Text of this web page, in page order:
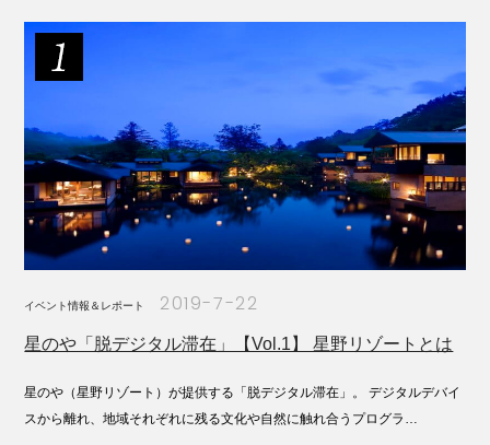
イベント情報＆レポート 2019-7-22
星のや「脱デジタル滞在」【Vol.1】 星野リゾートとは
星のや（星野リゾート）が提供する「脱デジタル滞在」。 デジタルデバイ
スから離れ、地域それぞれに残る文化や自然に触れ合うプログラ…